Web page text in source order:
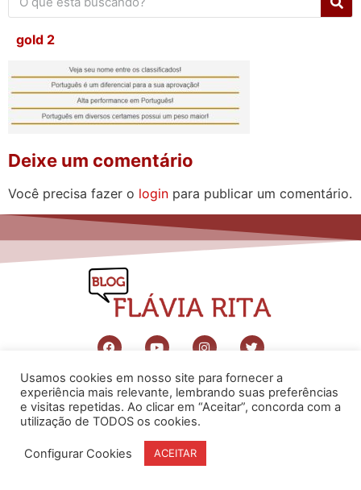
gold 2
Deixe um comentário
Você precisa fazer o login para publicar um comentário.
www.flaviarita.com
Flávia Rita Cursos Online2025
© Todos os direitos reservados
Usamos cookies em nosso site para fornecer a
experiência mais relevante, lembrando suas preferências
e visitas repetidas. Ao clicar em “Aceitar”, concorda com a
utilização de TODOS os cookies.
Configurar Cookies ACEITAR